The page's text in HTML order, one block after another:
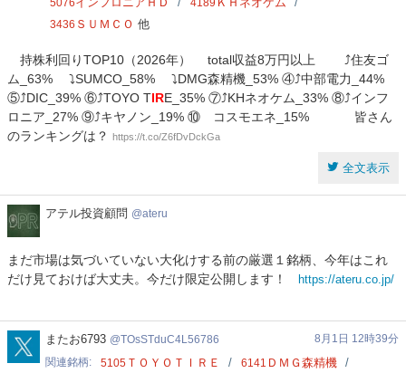
5076 4189
3436 ＳＵＭＣＯ 他
持株利回りTOP10（2026年） total収益8万円以上 ⤴️住友ゴ
ム_63% ⤵️SUMCO_58% ⤵️DMG森精機_53% ④⤴️中部電力_44%
⑤⤴️DIC_39% ⑥⤴️TOYO TIRE_35% ⑦⤴️KHネオケム_33% ⑧⤴️インフ
ロニア_27% ⑨⤴️キヤノン_19% ⑩ コスモエネ_15% 皆さん
のランキングは？ https://t.co/Z6fDvDckGa
全文表示
ア
投
資
アテル投資顧問 ateru
まだ市場は気づいていない大化けする前の厳選１銘柄、今年はこれ
だけ見ておけば大丈夫。今だけ限定公開します！
https://ateru.co.jp/
TOsSTduC4L56786
またお6793 TOsSTduC4L56786
8月1日 12時39分
関連銘柄
5105 ＴＯＹＯＴＩＲＥ 6141 ＤＭＧ森精機